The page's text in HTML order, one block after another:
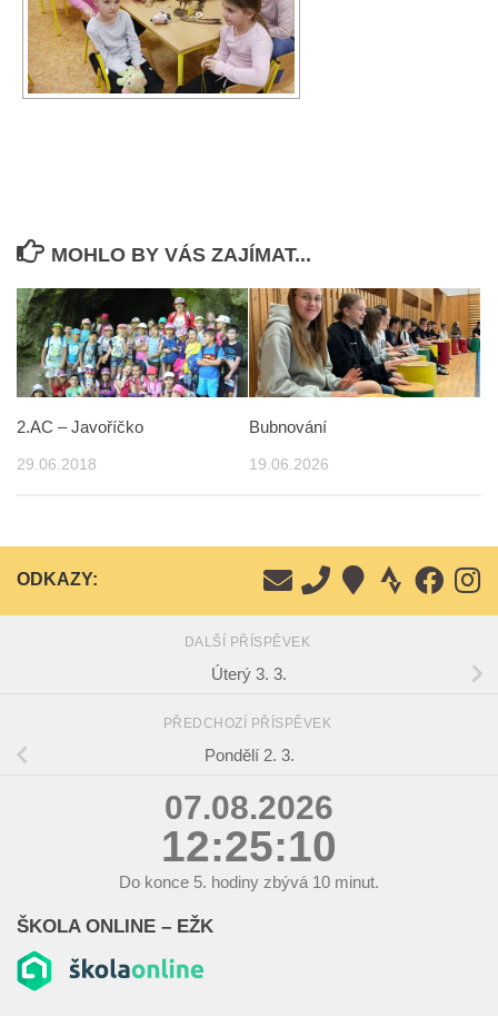
MOHLO BY VÁS ZAJÍMAT...
2.AC – Javoříčko
29.06.2018
Bubnování
19.06.2026
ODKAZY:
DALŠÍ PŘÍSPĚVEK
Úterý 3. 3.
PŘEDCHOZÍ PŘÍSPĚVEK
Pondělí 2. 3.
07.08.2026
12:25:11
Do konce 5. hodiny zbývá 10 minut.
ŠKOLA ONLINE – EŽK